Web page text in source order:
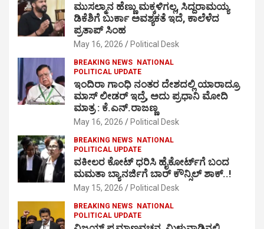
ಮುಸಲ್ಮಾನ ಹೆಣ್ಣು ಮಕ್ಕಳಿಗಲ್ಲ, ಸಿದ್ದರಾಮಯ್ಯ
ಡಿಕೆಶಿಗೆ ಬುರ್ಕಾ ಅವಶ್ಯಕತೆ ಇದೆ, ಕಾಲೆಳೆದ
ಪ್ರತಾಪ್ ಸಿಂಹ
May 16, 2026 Political Desk
BREAKING NEWS
NATIONAL
POLITICAL UPDATE
ಇಂದಿರಾ ಗಾಂಧಿ ನಂತರ ದೇಶದಲ್ಲಿ ಯಾರಾದ್ರೂ
ಮಾಸ್ ಲೀಡರ್ ಇದ್ರೆ, ಅದು ಪ್ರಧಾನಿ ಮೋದಿ
ಮಾತ್ರ : ಕೆ.ಎನ್.ರಾಜಣ್ಣ
May 16, 2026 Political Desk
BREAKING NEWS
NATIONAL
POLITICAL UPDATE
ವಕೀಲರ ಕೋಟ್ ಧರಿಸಿ ಹೈಕೋರ್ಟ್​ಗೆ ಬಂದ
ಮಮತಾ ಬ್ಯಾನರ್ಜಿಗೆ ಬಾರ್ ಕೌನ್ಸಿಲ್ ಶಾಕ್..!
May 15, 2026 Political Desk
BREAKING NEWS
NATIONAL
POLITICAL UPDATE